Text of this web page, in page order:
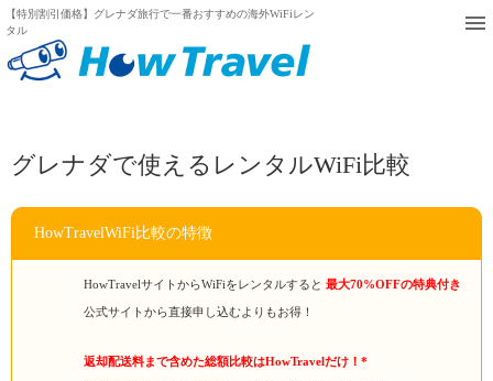
【特別割引価格】グレナダ旅行で一番おすすめの海外WiFiレン
タル
グレナダで使えるレンタルWiFi比較
HowTravelWiFi比較の特徴
HowTravelサイトからWiFiをレンタルすると 最大70%OFFの特典付き
公式サイトから直接申し込むよりもお得！
返却配送料まで含めた総額比較はHowTravelだけ！*